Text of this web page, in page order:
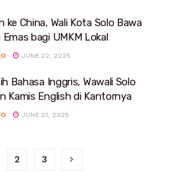
ke China, Wali Kota Solo Bawa
Emas bagi UMKM Lokal
JUNE 22, 2025
Bahasa Inggris, Wawali Solo
Kamis English di Kantornya
JUNE 21, 2025
2 3